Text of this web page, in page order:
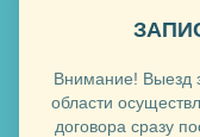
Внимание! Выезд
области
договора сразу